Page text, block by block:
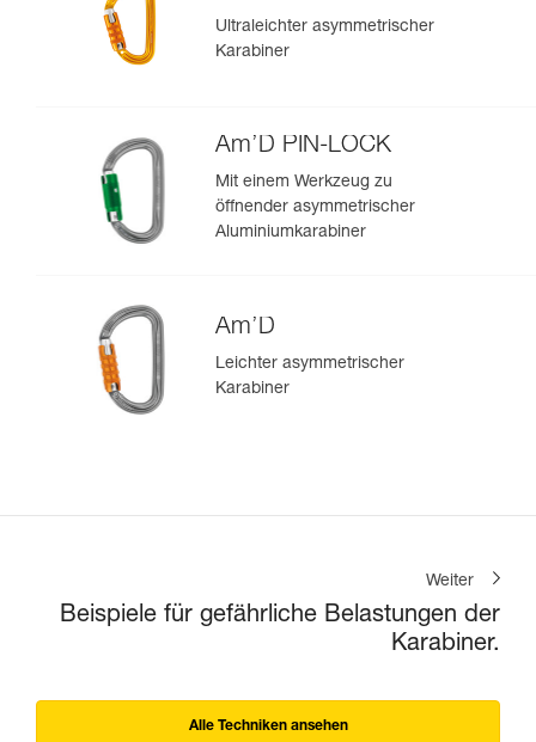
Ultraleichter asymmetrischer
Karabiner
Am’D PIN-LOCK
Mit einem Werkzeug zu
öffnender asymmetrischer
Aluminiumkarabiner
Am’D
Leichter asymmetrischer
Karabiner
Weiter
Beispiele für gefährliche Belastungen der
Karabiner.
Alle Techniken ansehen